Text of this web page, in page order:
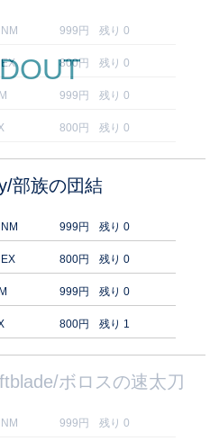
999円 残り 0
800円 残り 0
999円 残り 0
800円 残り 0
部族の団結
999円 残り 0
800円 残り 0
999円 残り 0
800円 残り 1
ボロスの速太刀
999円 残り 0